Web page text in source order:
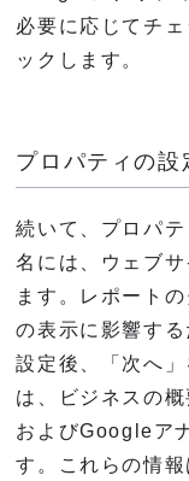
必要に応じてチ
ックします。
プロパティの設
続いて、プロパ
名には、ウェブ
ます。レポート
の表示に影響す
設定後、「次へ
は、ビジネスの
およびGoogleア
す。これらの情